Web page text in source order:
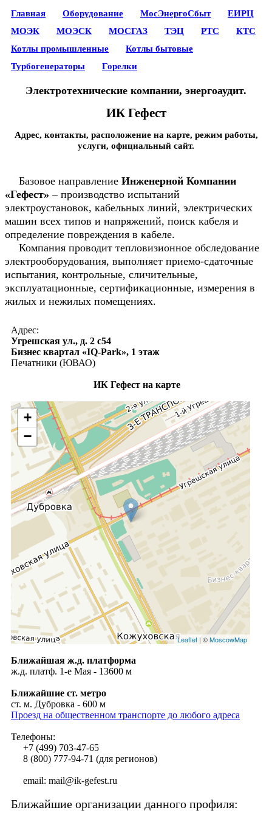
Главная Оборудование МосЭнергоСбыт
ЕИРЦ
МОЭК
МОЭСК МОСГАЗ ТЭЦ РТС
КТС
Котлы промышленные
Котлы бытовые
Турбогенераторы
Горелки
Электротехнические компании, энергоаудит.
ИК Гефест
Адрес, контакты, расположение на карте, режим работы,
услуги, официальный сайт.
Базовое направление Инженерной Компании
«Гефест» – производство испытаний
электроустановок, кабельных линий, электрических
машин всех типов и напряжений, поиск кабеля и
определение повреждения в кабеле.
Компания проводит тепловизионное обследование
электрооборудования, выполняет приемо-сдаточные
испытания, контрольные, сличительные,
эксплуатационные, сертификационные, измерения в
жилых и нежилых помещениях.
Адрес:
Угрешская ул., д. 2 с54
Бизнес квартал «IQ-Park», 1 этаж
Печатники (ЮВАО)
ИК Гефест на карте
+
−
Leaflet| ©MoscowMap
Ближайшая ж.д. платформа
ж.д. платф. 1-е Мая - 13600 м
Ближайшие ст. метро
ст. м. Дубровка - 600 м
Проезд на общественном транспорте до любого адреса
Телефоны:
+7 (499) 703-47-65
8 (800) 777-94-71 (для регионов)
email: mail@ik-gefest.ru
Ближайшие организации данного профиля: